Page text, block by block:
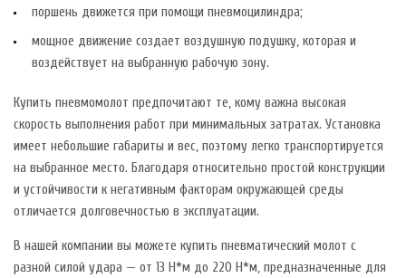
поршень движется при помощи пневмоцилиндра;
мощное движение создает воздушную подушку, которая и
воздействует на выбранную рабочую зону.
Купить пневмомолот предпочитают те, кому важна высокая
скорость выполнения работ при минимальных затратах. Установка
имеет небольшие габариты и вес, поэтому легко транспортируется
на выбранное место. Благодаря относительно простой конструкции
и устойчивости к негативным факторам окружающей среды
отличается долговечностью в эксплуатации.
В нашей компании вы можете купить пневматический молот с
разной силой удара — от 13 Н*м до 220 Н*м, предназначенные для